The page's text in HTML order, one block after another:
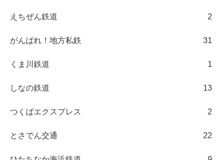
えちぜん鉄道 2
がんばれ！地方私鉄 31
くま川鉄道 1
しなの鉄道 13
つくばエクスプレス 2
とさでん交通 22